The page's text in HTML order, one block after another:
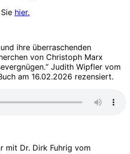
hier.
ihre überraschenden
von Christoph Marx
Judith Wipfler vom
am 16.02.2026 rezensiert.
mit Dr. Dirk Fuhrig vom